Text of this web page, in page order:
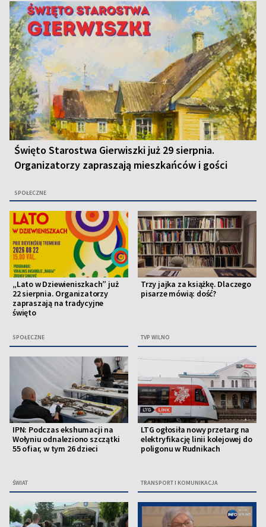
Święto Starostwa Gierwiszki już 29 sierpnia.
Organizatorzy zapraszają mieszkańców i gości
SPOŁECZNE
„Lato w Dziewieniszkach” już
22 sierpnia. Organizatorzy
zapraszają na tradycyjne
święto
SPOŁECZNE
Trzy jajka za książkę. Dlaczego
pisarze mówią: dość?
TVP WILNO
IPN: Podczas ekshumacji na
Wołyniu odnaleziono szczątki
55 ofiar, w tym 26 dzieci
ŚWIAT
LTG ogłosiła nowy przetarg na
elektryfikację linii kolejowej do
poligonu w Rudnikach
TRANSPORT I KOMUNIKACJA